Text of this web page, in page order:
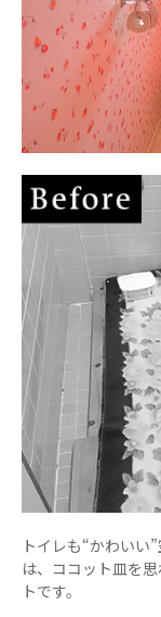
トイレも“かわいい
は、ココット皿を
トです。